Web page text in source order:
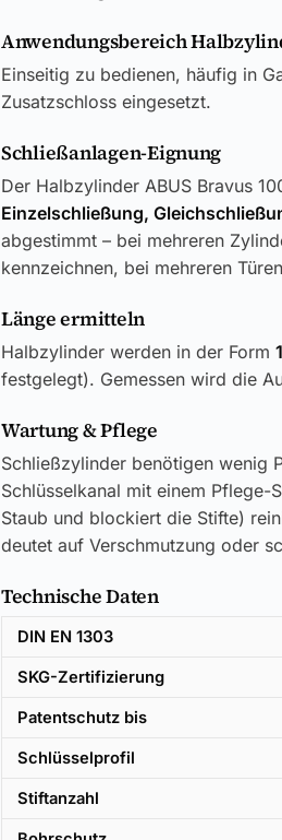
Anwendungsbereich
Einseitig zu bedienen, häufig in
Zusatzschloss eingesetzt.
Schließanlagen-Eignung
Der Halbzylinder ABUS Bravus
Einzelschließung,
abgestimmt – bei mehreren
kennzeichnen, bei mehreren
Länge ermitteln
Halbzylinder werden in der Form
festgelegt). Gemessen wird die
Wartung & Pflege
Schließzylinder benötigen wenig
Schlüsselkanal mit einem
Staub und blockiert die Stifte)
deutet auf Verschmutzung oder
Technische Daten
DIN EN 1303
SKG-Zertifizierung
Patentschutz bis
Schlüsselprofil
Stiftanzahl